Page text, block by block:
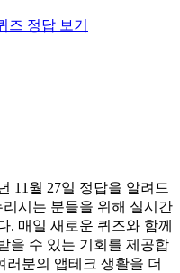
즈 정답 보기
11월 27일 정답을 알려드
시는 분들을 위해 실시간
. 매일 새로운 퀴즈와 함께
을 수 있는 기회를 제공합
러분의 앱테크 생활을 더